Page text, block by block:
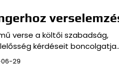
verse a költői szabadság,
kérdéseit
29